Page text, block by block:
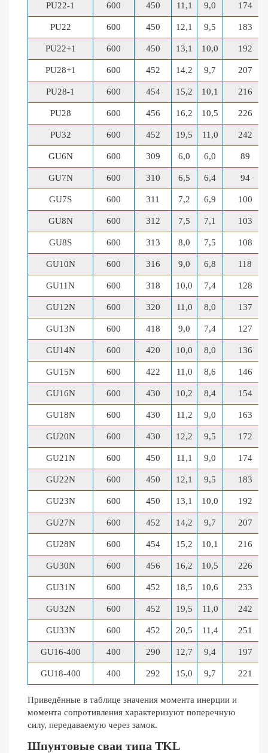
PU22-1 600 450 11,1 9,0 174
PU22 600 450 12,1 9,5 183
PU22+1 600 450 13,1 10,0 192
PU28+1 600 452 14,2 9,7 207
PU28-1 600 454 15,2 10,1 216
PU28 600 456 16,2 10,5 226
PU32 600 452 19,5 11,0 242
GU6N 600 309 6,0 6,0 89
GU7N 600 310 6,5 6,4 94
GU7S 600 311 7,2 6,9 100
GU8N 600 312 7,5 7,1 103
GU8S 600 313 8,0 7,5 108
GU10N 600 316 9,0 6,8 118
GU11N 600 318 10,0 7,4 128
GU12N 600 320 11,0 8,0 137
GU13N 600 418 9,0 7,4 127
GU14N 600 420 10,0 8,0 136
GU15N 600 422 11,0 8,6 146
GU16N 600 430 10,2 8,4 154
GU18N 600 430 11,2 9,0 163
GU20N 600 430 12,2 9,5 172
GU21N 600 450 11,1 9,0 174
GU22N 600 450 12,1 9,5 183
GU23N 600 450 13,1 10,0 192
GU27N 600 452 14,2 9,7 207
GU28N 600 454 15,2 10,1 216
GU30N 600 456 16,2 10,5 226
GU31N 600 452 18,5 10,6 233
GU32N 600 452 19,5 11,0 242
GU33N 600 452 20,5 11,4 251
GU16-400 400 290 12,7 9,4 197
GU18-400 400 292 15,0 9,7 221
Приведённые в таблице значения момента инерции и
момента сопротивления характеризуют поперечную
силу, передаваемую через замок.
Шпунтовые сваи типа TKL